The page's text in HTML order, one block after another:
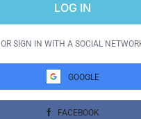
LOG IN
OR SIGN IN WITH A SOCIAL
GOOGLE
FACEBOOK